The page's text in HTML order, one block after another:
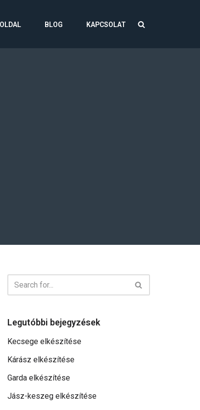
BLOG KAPCSOLAT
Legutóbbi bejegyzések
Kecsege elkészítése
Kárász elkészítése
Garda elkészítése
Jász-keszeg elkészítése